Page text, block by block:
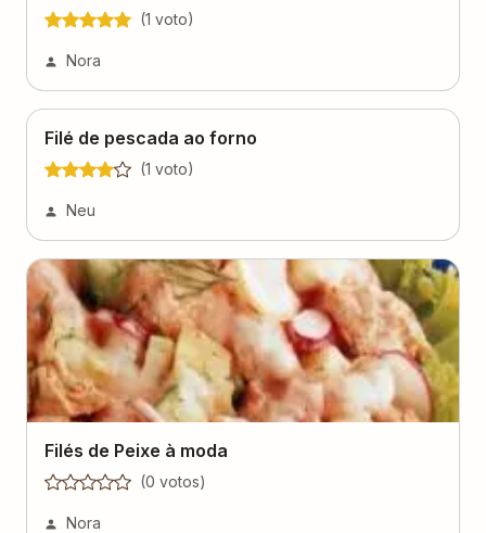
(1 voto)
Nora
Filé de pescada ao forno
(1 voto)
Neu
Filés de Peixe à moda
(0 votos)
Nora